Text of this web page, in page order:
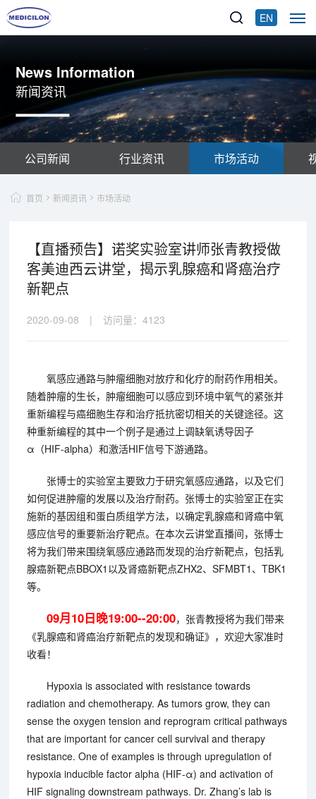
EN
News Information
新闻资讯
公司新闻 行业资讯 市场活动
首页 新闻资讯 市场活动
【直播预告】诺奖实验室讲师张青教授做
客美迪西云讲堂，揭示乳腺癌和肾癌治疗
新靶点
2020-09-08 | 访问量：4123
氧感应通路与肿瘤细胞对放疗和化疗的耐药作用相关。
随着肿瘤的生长，肿瘤细胞可以感应到环境中氧气的紧张并
重新编程与癌细胞生存和治疗抵抗密切相关的关键途径。这
种重新编程的其中一个例子是通过上调缺氧诱导因子
α（HIF-alpha）和激活HIF信号下游通路。
张博士的实验室主要致力于研究氧感应通路，以及它们
如何促进肿瘤的发展以及治疗耐药。张博士的实验室正在实
施新的基因组和蛋白质组学方法，以确定乳腺癌和肾癌中氧
感应信号的重要新治疗靶点。在本次云讲堂直播间，张博士
将为我们带来围绕氧感应通路而发现的治疗新靶点，包括乳
腺癌新靶点BBOX1以及肾癌新靶点ZHX2、SFMBT1、TBK1
等。
09月10日晚19:00--20:00，张青教授将为我们带来
《乳腺癌和肾癌治疗新靶点的发现和确证》，欢迎大家准时
收看！
Hypoxia is associated with resistance towards
radiation and chemotherapy. As tumors grow, they can
sense the oxygen tension and reprogram critical pathways
that are important for cancer cell survival and therapy
resistance. One of examples is through upregulation of
hypoxia inducible factor alpha (HIF-α) and activation of
HIF signaling downstream pathways. Dr. Zhang’s lab is